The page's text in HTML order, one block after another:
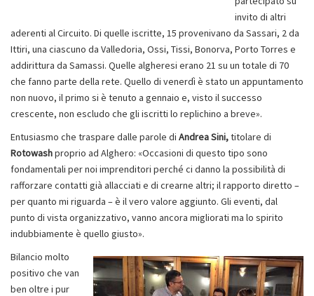
invito di altri
aderenti al Circuito. Di quelle iscritte, 15 provenivano da Sassari, 2 da
Ittiri, una ciascuno da Valledoria, Ossi, Tissi, Bonorva, Porto Torres e
addirittura da Samassi. Quelle algheresi erano 21 su un totale di 70
che fanno parte della rete. Quello di venerdì è stato un appuntamento
non nuovo, il primo si è tenuto a gennaio e, visto il successo
crescente, non escludo che gli iscritti lo replichino a breve».
Entusiasmo che traspare dalle parole di Andrea Sini,titolare di
Rotowashproprio ad Alghero: «Occasioni di questo tipo sono
fondamentali per noi imprenditori perché ci danno la possibilità di
rafforzare contatti già allacciati e di crearne altri; il rapporto diretto –
per quanto mi riguarda – è il vero valore aggiunto. Gli eventi, dal
punto di vista organizzativo, vanno ancora migliorati ma lo spirito
indubbiamente è quello giusto».
Bilancio molto
positivo che van
ben oltre i pur